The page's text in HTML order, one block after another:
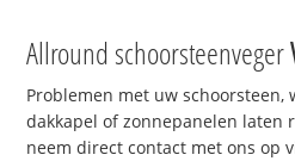
Allround schoorsteenveger
Problemen met uw schoorsteen,
dakkapel of zonnepanelen laten
neem direct contact met ons op